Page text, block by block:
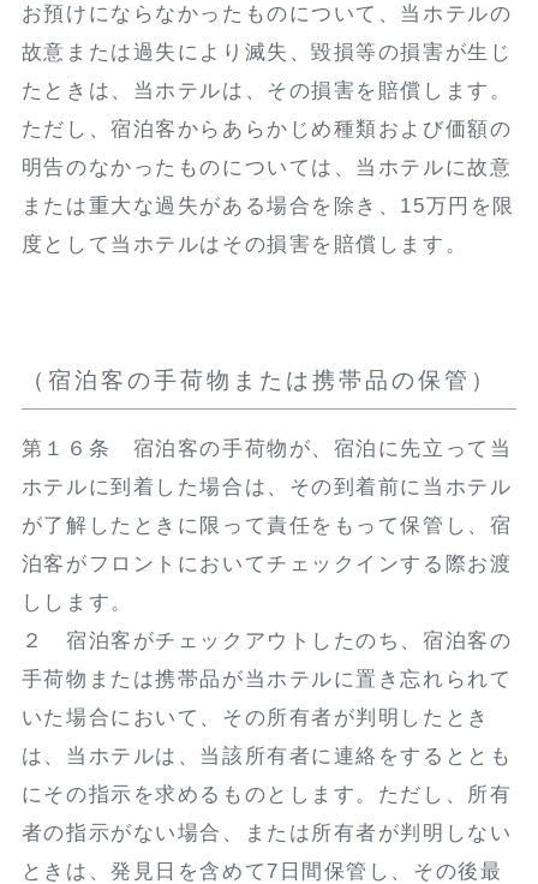
お預けにならなかったものについて、当ホテルの
故意または過失により滅失、毀損等の損害が生じ
たときは、当ホテルは、その損害を賠償します。
ただし、宿泊客からあらかじめ種類および価額の
明告のなかったものについては、当ホテルに故意
または重大な過失がある場合を除き、15万円を限
度として当ホテルはその損害を賠償します。
（宿泊客の手荷物または携帯品の保管）
第１６条 宿泊客の手荷物が、宿泊に先立って当
ホテルに到着した場合は、その到着前に当ホテル
が了解したときに限って責任をもって保管し、宿
泊客がフロントにおいてチェックインする際お渡
しします。
２ 宿泊客がチェックアウトしたのち、宿泊客の
手荷物または携帯品が当ホテルに置き忘れられて
いた場合において、その所有者が判明したとき
は、当ホテルは、当該所有者に連絡をするととも
にその指示を求めるものとします。ただし、所有
者の指示がない場合、または所有者が判明しない
ときは、発見日を含めて7日間保管し、その後最